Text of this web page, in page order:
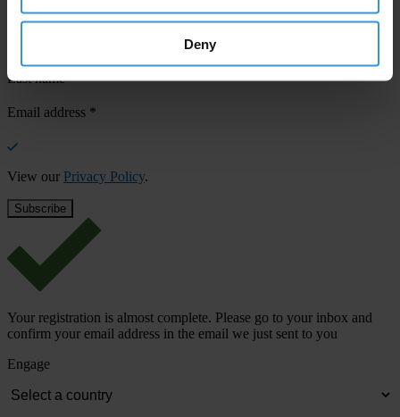
Deny
Stay informed
Last name*
Email address *
View our Privacy Policy.
Your registration is almost complete. Please go to your inbox and
confirm your email address in the email we just sent to you
Engage